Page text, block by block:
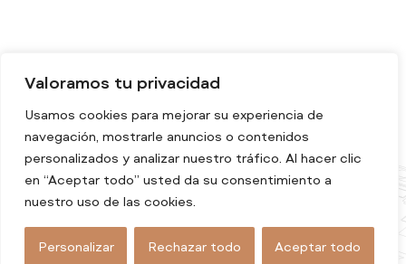
Valoramos tu privacidad
Usamos cookies para mejorar su experiencia de
navegación, mostrarle anuncios o contenidos
personalizados y analizar nuestro tráfico. Al hacer clic
en “Aceptar todo” usted da su consentimiento a
nuestro uso de las cookies.
Personalizar Rechazar todo Aceptar todo
© 2024 Cererols. Todos los derechos reservados